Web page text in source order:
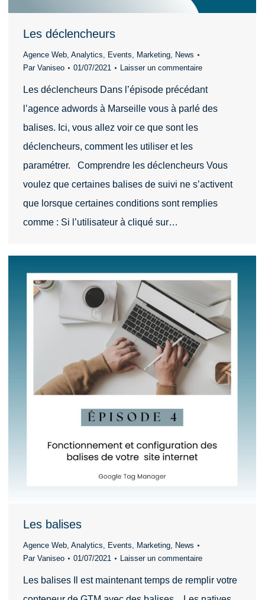
Les déclencheurs
Agence Web, Analytics, Events, Marketing, News
Par Vaniseo 01/07/2021 Laisser un commentaire
Les déclencheurs Dans l’épisode précédant
l’agence adwords à Marseille vous à parlé des
balises. Ici, vous allez voir ce que sont les
déclencheurs, comment les utiliser et les
paramétrer. Comprendre les déclencheurs Vous
voulez que certaines balises de suivi ne s’activent
que lorsque certaines conditions sont remplies
comme : Si l’utilisateur à cliqué sur…
Les balises
Agence Web, Analytics, Events, Marketing, News
Par Vaniseo 01/07/2021 Laisser un commentaire
Les balises Il est maintenant temps de remplir votre